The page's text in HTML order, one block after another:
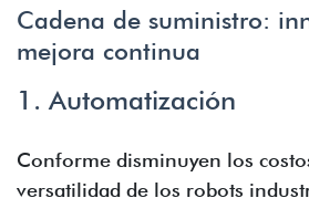
Cadena de suministro:
mejora continua
1. Automatización
Conforme disminuyen los
versatilidad de los robots